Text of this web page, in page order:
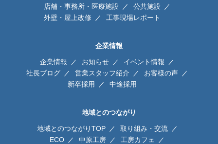
店舗・事務所・医療施設
公共施設
外壁・屋上改修
工事現場レポート
企業情報
企業情報 お知らせ
イベント情報
社長ブログ
営業スタッフ紹介
お客様の声
新卒採用
中途採用
地域とのつながり
地域とのつながりTOP
取り組み・交流
ECO
中原工房
工房カフェ